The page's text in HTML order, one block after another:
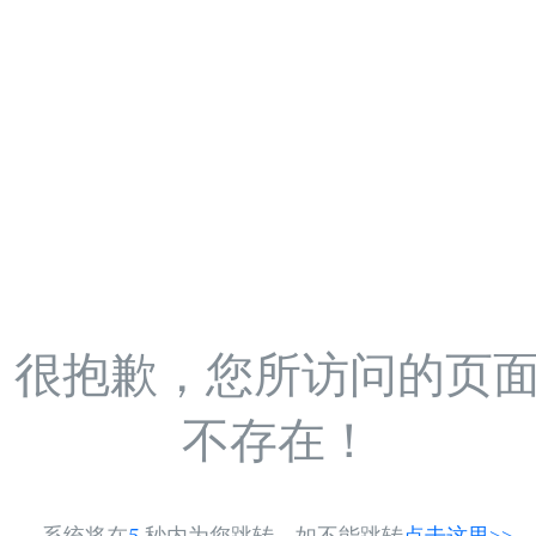
很抱歉，您所访问的页
不存在！